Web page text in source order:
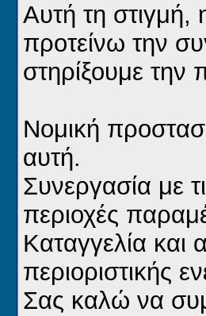
Αυτή τη στιγμή,
προτείνω την
στηρίξουμε την
Νομική
αυτή.
Συνεργασία με
περιοχές
Καταγγελία
περιοριστικής
Σας καλώ να